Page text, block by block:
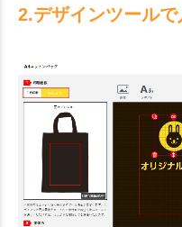
2.デザインツール